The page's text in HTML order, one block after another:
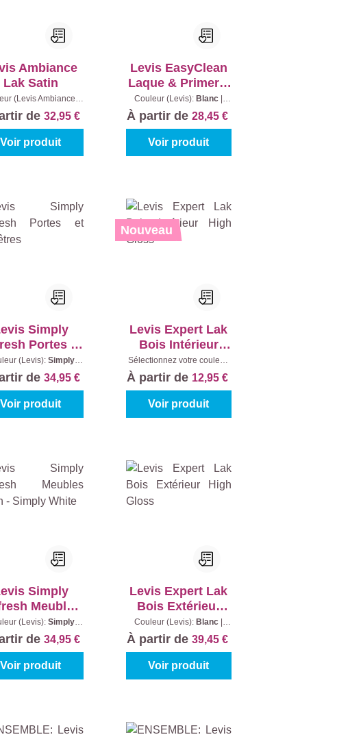
Ambiance
Lak Satin
(Levis Ambiance):
0,75 l
de 32,95 €
Voir produit
Levis EasyClean
Laque & Primer 2
in 1
Couleur (Levis): Blanc
À partir de 28,45 €
Voir produit
Simply
Portes et
Fenêtres
(Levis):Simply
de 34,95 €
Voir produit
Nouveau
Levis Expert Lak
Bois Intérieur
High Gloss
Sélectionnez votre couleur:
0.25 l
À partir de 12,95 €
Voir produit
Simply
Meubles
- Simply
White
(Levis):Simply
de 34,95 €
Voir produit
Levis Expert Lak
Bois Extérieur
High Gloss
Couleur (Levis): Blanc
À partir de 39,45 €
Voir produit